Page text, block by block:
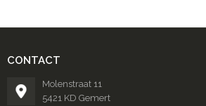
CONTACT
Molenstraat 11
5421 KD Gemert